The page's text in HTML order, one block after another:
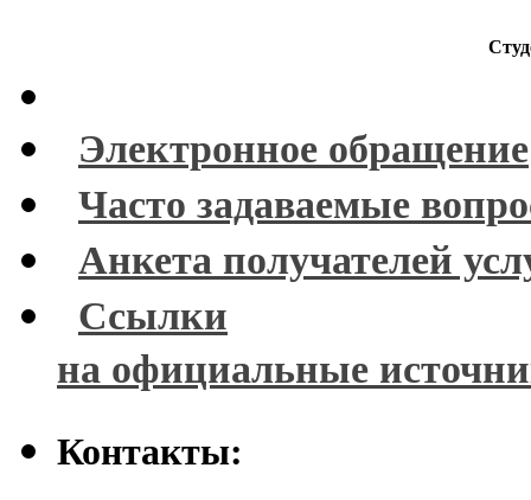
Электронное обращение
Часто задаваемые
Анкета получателей
Ссылки
на официальные
Контакты: